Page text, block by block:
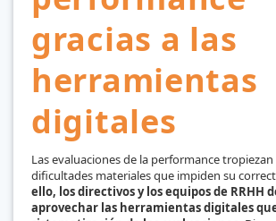
gracias a las
herramientas
digitales
Las evaluaciones de la performance
dificultades materiales que impiden su
ello, los directivos y los equipos de RRHH
aprovechar las herramientas digitales